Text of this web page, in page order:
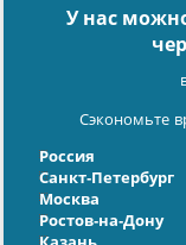
У нас
Сэкономьте
Россия
Санкт-Петербург
Москва
Ростов-на-Дону